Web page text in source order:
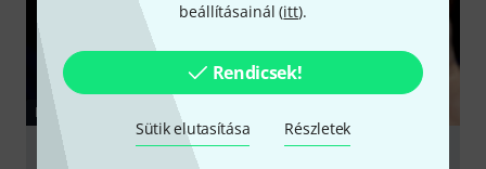
beállításainál (itt).
Rendicsek!
Sütik elutasítása Részletek
KALAUZ